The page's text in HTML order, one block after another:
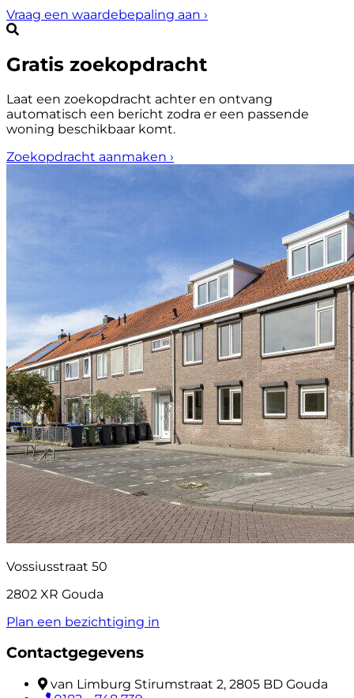
Vraag een waardebepaling aan ›
Gratis zoekopdracht
Laat een zoekopdracht achter en ontvang
automatisch een bericht zodra er een passende
woning beschikbaar komt.
Zoekopdracht aanmaken ›
Vossiusstraat 50
2802 XR Gouda
Plan een bezichtiging in
Contactgegevens
van Limburg Stirumstraat 2, 2805 BD Gouda